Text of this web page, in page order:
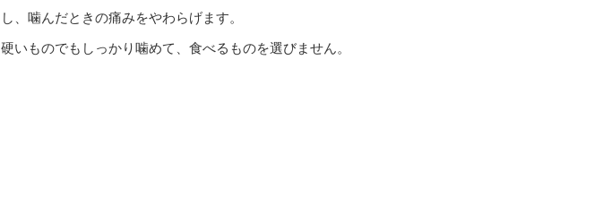
し、噛んだときの痛みをやわらげます。
硬いものでもしっかり噛めて、食べるものを選びません。